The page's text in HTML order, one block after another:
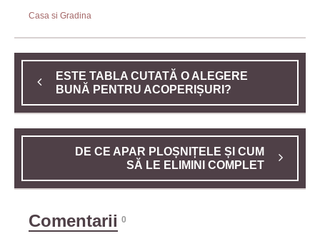
Casa si Gradina
ESTE TABLA CUTATĂ O ALEGERE
BUNĂ PENTRU ACOPERIȘURI?
DE CE APAR PLOȘNIȚELE ȘI CUM
SĂ LE ELIMINI COMPLET
Comentarii 0